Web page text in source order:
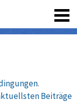
.
Beiträge